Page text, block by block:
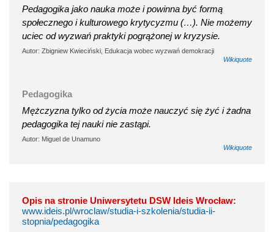
Pedagogika jako nauka może i powinna być formą
społecznego i kulturowego krytycyzmu (…). Nie możemy
uciec od wyzwań praktyki pogrążonej w kryzysie.
Autor: Zbigniew Kwieciński, Edukacja wobec wyzwań demokracji
Wikiquote
Pedagogika
Mężczyzna tylko od życia może nauczyć się żyć i żadna
pedagogika tej nauki nie zastąpi.
Autor: Miguel de Unamuno
Wikiquote
Opis na stronie Uniwersytetu DSW Ideis Wrocław:
www.ideis.pl/wroclaw/studia-i-szkolenia/studia-ii-
stopnia/pedagogika